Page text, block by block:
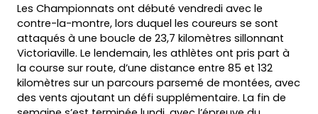
Les Championnats ont débuté vendredi avec le
contre-la-montre, lors duquel les coureurs se sont
attaqués à une boucle de 23,7 kilomètres sillonnant
Victoriaville. Le lendemain, les athlètes ont pris part à
la course sur route, d’une distance entre 85 et 132
kilomètres sur un parcours parsemé de montées, avec
des vents ajoutant un défi supplémentaire. La fin de